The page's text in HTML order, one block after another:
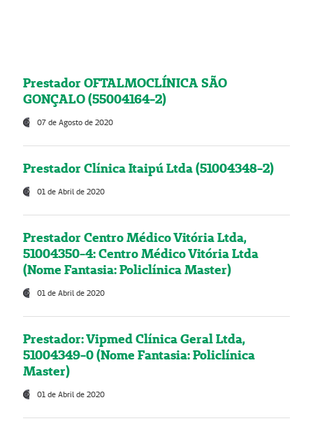
Prestador OFTALMOCLÍNICA SÃO
GONÇALO (55004164-2)
07 de Agosto de 2020
Prestador Clínica Itaipú Ltda (51004348-2)
01 de Abril de 2020
Prestador Centro Médico Vitória Ltda,
51004350-4: Centro Médico Vitória Ltda
(Nome Fantasia: Policlínica Master)
01 de Abril de 2020
Prestador: Vipmed Clínica Geral Ltda,
51004349-0 (Nome Fantasia: Policlínica
Master)
01 de Abril de 2020